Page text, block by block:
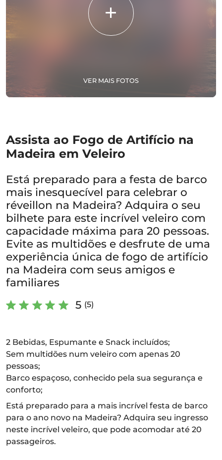
VER MAIS FOTOS
Assista ao Fogo de Artifício na
Madeira em Veleiro
Está preparado para a festa de barco
mais inesquecível para celebrar o
réveillon na Madeira? Adquira o seu
bilhete para este incrível veleiro com
capacidade máxima para 20 pessoas.
Evite as multidões e desfrute de uma
experiência única de fogo de artifício
na Madeira com seus amigos e
familiares
5 (5)
2 Bebidas, Espumante e Snack incluídos;
Sem multidões num veleiro com apenas 20
pessoas;
Barco espaçoso, conhecido pela sua segurança e
conforto;
Está preparado para a mais incrível festa de barco
para o ano novo na Madeira? Adquira seu ingresso
neste incrível veleiro, que pode acomodar até 20
passageiros.